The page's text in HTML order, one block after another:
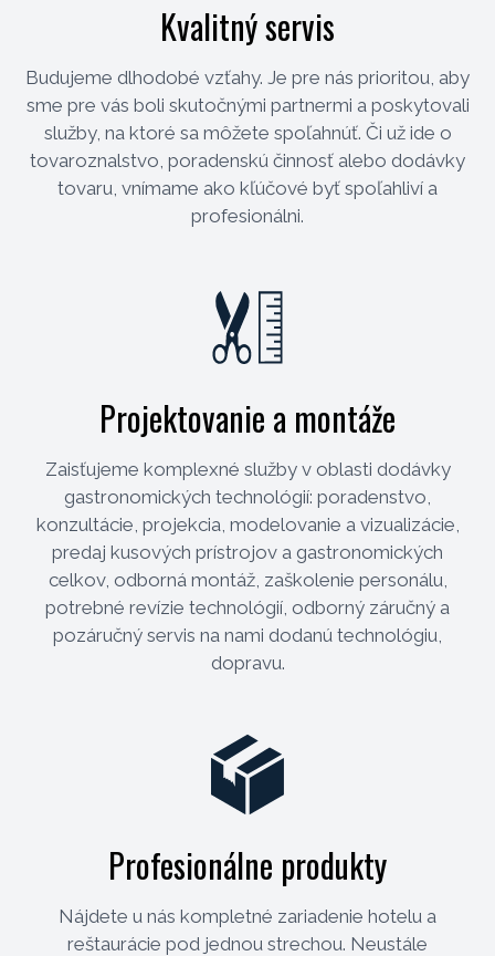
Kvalitný servis
Budujeme dlhodobé vzťahy. Je pre nás prioritou, aby
sme pre vás boli skutočnými partnermi a poskytovali
služby, na ktoré sa môžete spoľahnúť. Či už ide o
tovaroznalstvo, poradenskú činnosť alebo dodávky
tovaru, vnímame ako kľúčové byť spoľahliví a
profesionálni.
Projektovanie a montáže
Zaisťujeme komplexné služby v oblasti dodávky
gastronomických technológií: poradenstvo,
konzultácie, projekcia, modelovanie a vizualizácie,
predaj kusových prístrojov a gastronomických
celkov, odborná montáž, zaškolenie personálu,
potrebné revízie technológií, odborný záručný a
pozáručný servis na nami dodanú technológiu,
dopravu.
Profesionálne produkty
Nájdete u nás kompletné zariadenie hotelu a
reštaurácie pod jednou strechou. Neustále